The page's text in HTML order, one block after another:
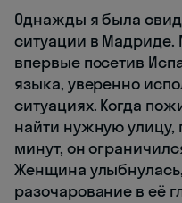
Однажды я была
ситуации в Мадриде.
впервые посетив
языка, уверенно
ситуациях. Когда
найти нужную улицу,
минут, он
Женщина
разочарование в её